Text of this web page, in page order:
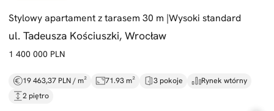
Stylowy apartament z tarasem 30 m |Wysoki standard
ul. Tadeusza Kościuszki, Wrocław
1 400 000 PLN
19 463,37 PLN / m² 71.93 m² 3 pokoje
Rynek wtórny
2 piętro